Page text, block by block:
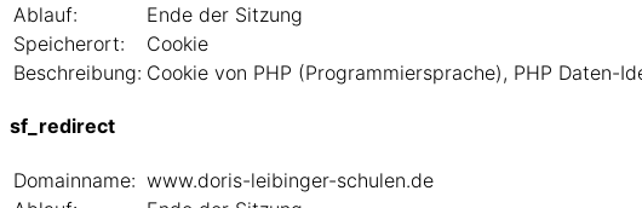
Ablauf:
Ende der Sitzung
Speicherort:
Cookie
Beschreibung: Cookie von PHP (Programmiersprache), PHP Daten-
sf_redirect
Domainname: www.doris-leibinger-schulen.de